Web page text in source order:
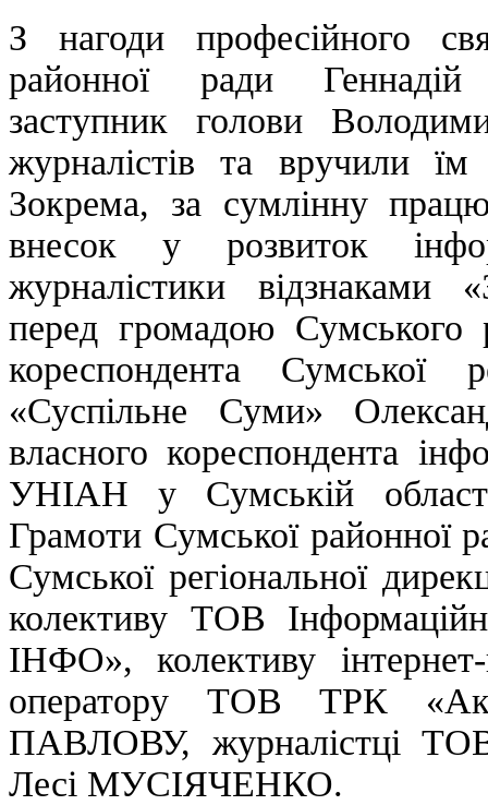
З нагоди професійного
районної ради
заступник голови
журналістів та вручили
Зокрема, за сумлінну
внесок у розвиток
журналістики відзнаками
перед громадою Сумського
кореспондента Сумської
«Суспільне Суми»
власного кореспондента
УНІАН у Сумській
Грамоти Сумської районної
Сумської регіональної
колективу ТОВ
ІНФО», колективу
оператору ТОВ ТРК
ПАВЛОВУ, журналістці
Лесі МУСІЯЧЕНКО.